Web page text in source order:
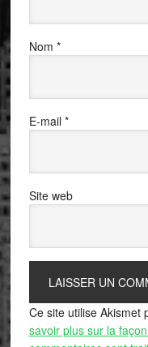
Nom *
E-mail *
Site web
Ce site utilise Akismet
savoir plus sur la